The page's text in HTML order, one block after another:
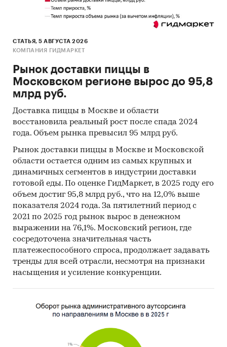
Обзор рынка ИТ-образования (IT-
образования) в Москве и Московской
Конкурентный анализ на рынке ИТ-
Московской области
Анализ потребления
Оценка факторов инвестиционной
привлекательности рынка
Прогноз развития рынка ИТ-образования
(IT-образования) до 2030 г.
Выводы по исследованию
Источники информации:
Базы данных государственных органов
статистики
Данные налоговой службы РФ
Официальные интернет-порталы правовой
информации
Сайты компаний
СТАТЬЯ, 5 АВГУСТА 2026
КОМПАНИЯ ГИДМАРКЕТ
Рынок доставки пиццы в
Московском регионе вырос до 95,8
млрд руб.
Доставка пиццы в Москве и области
восстановила реальный рост после спада 2024
года. Объем рынка превысил 95 млрд руб.
Рынок доставки пиццы в Москве и Московской
области остается одним из самых крупных и
динамичных сегментов в индустрии доставки
готовой еды. По оценке ГидМаркет, в 2025 году его
объем достиг 95,8 млрд руб., что на 12,0% выше
показателя 2024 года. За пятилетний период с
2021 по 2025 год рынок вырос в денежном
выражении на 76,1%. Московский регион, где
сосредоточена значительная часть
платежеспособного спроса, продолжает задавать
тренды для всей отрасли, несмотря на признаки
насыщения и усиление конкуренции.